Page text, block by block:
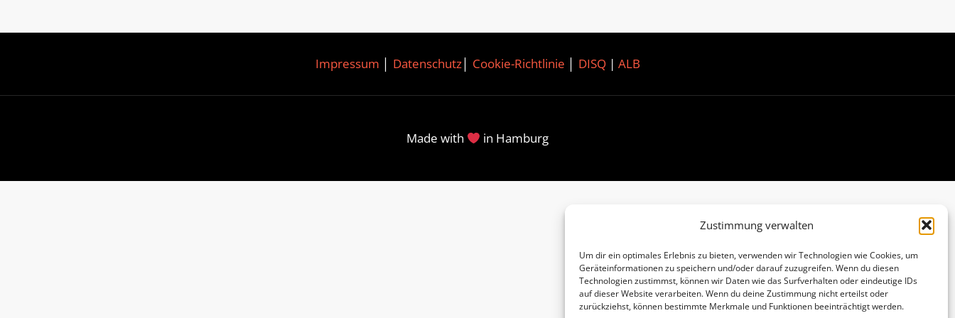
Zustimmung verwalten
Um dir ein optimales Erlebnis zu bieten, verwenden wir Technologien wie Cookies, um
Geräteinformationen zu speichern und/oder darauf zuzugreifen. Wenn du diesen
Technologien zustimmst, können wir Daten wie das Surfverhalten oder eindeutige IDs
auf dieser Website verarbeiten. Wenn du deine Zustimmung nicht erteilst oder
zurückziehst, können bestimmte Merkmale und Funktionen beeinträchtigt werden.
Impressum Datenschutz│ Cookie-Richtlinie DISQ| ALB
Made with in Hamburg